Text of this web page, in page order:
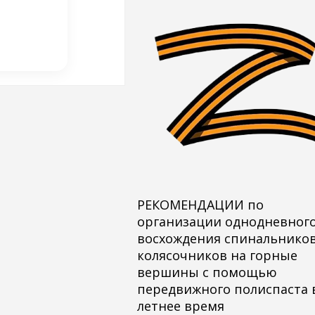
РЕКОМЕНДАЦИИ по
организации
восхождения
колясочников на горные
вершины с помощью
передвижного полиспаста
летнее время